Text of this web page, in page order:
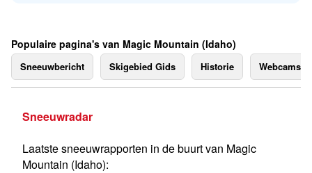
Populaire pagina's van Magic Mountain (Idaho)
Sneeuwbericht Skigebied Gids Historie Webcams
Sneeuwradar
Laatste sneeuwrapporten in de buurt van Magic
Mountain (Idaho):